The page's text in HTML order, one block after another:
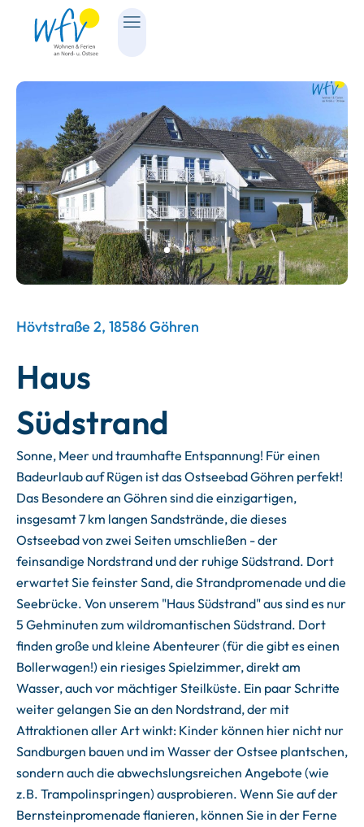
Hövtstraße 2, 18586 Göhren
Haus
Südstrand
Sonne, Meer und traumhafte Entspannung! Für einen
Badeurlaub auf Rügen ist das Ostseebad Göhren perfekt!
Das Besondere an Göhren sind die einzigartigen,
insgesamt 7 km langen Sandstrände, die dieses
Ostseebad von zwei Seiten umschließen - der
feinsandige Nordstrand und der ruhige Südstrand. Dort
erwartet Sie feinster Sand, die Strandpromenade und die
Seebrücke. Von unserem "Haus Südstrand" aus sind es nur
5 Gehminuten zum wildromantischen Südstrand. Dort
finden große und kleine Abenteurer (für die gibt es einen
Bollerwagen!) ein riesiges Spielzimmer, direkt am
Wasser, auch vor mächtiger Steilküste. Ein paar Schritte
weiter gelangen Sie an den Nordstrand, der mit
Attraktionen aller Art winkt: Kinder können hier nicht nur
Sandburgen bauen und im Wasser der Ostsee plantschen,
sondern auch die abwechslungsreichen Angebote (wie
z.B. Trampolinspringen) ausprobieren. Wenn Sie auf der
Bernsteinpromenade flanieren, können Sie in der Ferne